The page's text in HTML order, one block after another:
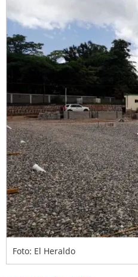
Foto: El Heraldo